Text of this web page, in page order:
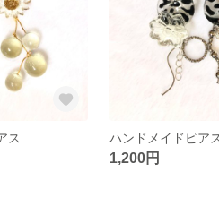
ス ハンドメイドピア
1,200円